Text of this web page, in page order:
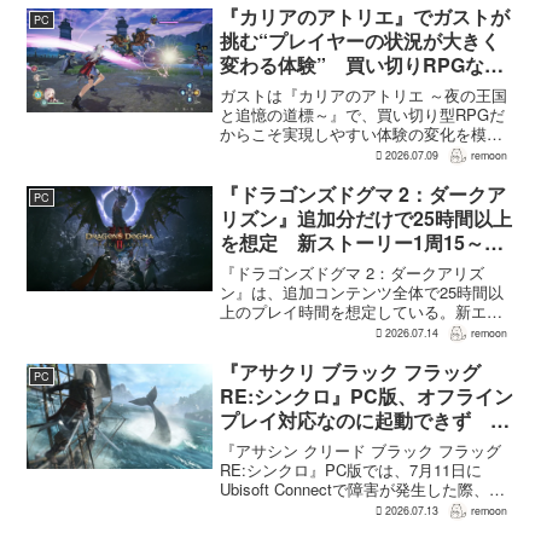
ユーザーレビューは5,710件に達し、う...
PC
『カリアのアトリエ』でガストが
挑む“プレイヤーの状況が大きく
変わる体験” 買い切りRPGなら
ではの変化とは
ガストは『カリアのアトリエ ～夜の王国
と追憶の道標～』で、買い切り型RPGだ
からこそ実現しやすい体験の変化を模索
している。大型の運営型ゲームが継続的
かで、同社はキャラクターやビジュアル
の魅力だけでなく、ゲ...
2026.07.09 remoon
PC
『ドラゴンズドグマ 2：ダークア
リズン』追加分だけで25時間以上
を想定 新ストーリー1周15～20
時間、12種ダンジョンは各30分
～1時間
『ドラゴンズドグマ 2：ダークアリズ
ン』は、追加コンテンツ全体で25時間以
上のプレイ時間を想定している。新エリ
ア「ノルガン」で展開されるメインシナ
追加される12種類のユニークダンジョン
「忘れられた試...
2026.07.14 remoon
PC
『アサクリ ブラック フラッグ
RE:シンクロ』PC版、オフライン
プレイ対応なのに起動できず
Ubisoft Connect障害時に報告相
次ぐ
『アサシン クリード ブラック フラッグ
RE:シンクロ』PC版では、7月11日に
Ubisoft Connectで障害が発生した際、ゲ
ームを起動できないとの報告が相次い
2026.07.13 remoon